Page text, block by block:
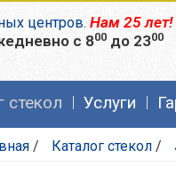
центров.Нам 25 лет!
с 800 до 2300
стекол Услуги
/ Каталог стекол /